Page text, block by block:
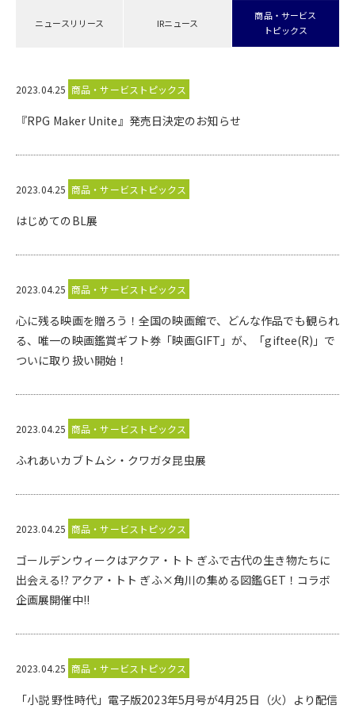
ニュースリリース IRニュース
商品・サービス
トピックス
2023.04.25 商品・サービストピックス
『RPG Maker Unite』発売日決定のお知らせ
2023.04.25 商品・サービストピックス
はじめてのBL展
2023.04.25 商品・サービストピックス
心に残る映画を贈ろう！全国の映画館で、どんな作品でも観られ
る、唯一の映画鑑賞ギフト券「映画GIFT」が、「giftee(R)」で
ついに取り扱い開始！
2023.04.25 商品・サービストピックス
ふれあいカブトムシ・クワガタ昆虫展
2023.04.25 商品・サービストピックス
ゴールデンウィークはアクア・トト ぎふで古代の生き物たちに
出会える!? アクア・トト ぎふ×角川の集める図鑑GET！コラボ
企画展開催中!!
2023.04.25 商品・サービストピックス
「小説 野性時代」電子版2023年5月号が4月25日（火）より配信